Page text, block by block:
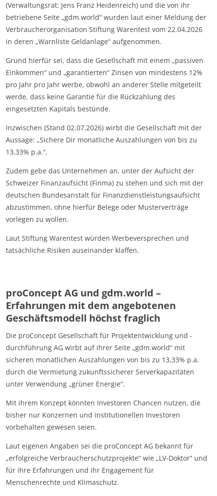
(Verwaltungsrat: Jens Franz Heidenreich) und die von ihr
betriebene Seite „gdm.world“ wurden laut einer Meldung der
Verbraucherorganisation Stiftung Warentest vom 22.04.2026
in deren „Warnliste Geldanlage“ aufgenommen.
Grund hierfür sei, dass die Gesellschaft mit einem „passiven
Einkommen“ und „garantierten“ Zinsen von mindestens 12%
pro Jahr pro Jahr werbe, obwohl an anderer Stelle mitgeteilt
werde, dass keine Garantie für die Rückzahlung des
eingesetzten Kapitals bestünde.
Inzwischen (Stand 02.07.2026) wirbt die Gesellschaft mit der
Aussage: „Sichere Dir monatliche Auszahlungen von bis zu
13,33% p.a.“.
Zudem gebe das Unternehmen an, unter der Aufsicht der
Schweizer Finanzaufsicht (Finma) zu stehen und sich mit der
deutschen Bundesanstalt für Finanzdienstleistungsaufsicht
abzustimmen, ohne hierfür Belege oder Musterverträge
vorlegen zu wollen.
Laut Stiftung Warentest würden Werbeversprechen und
tatsächliche Risiken auseinander klaffen.
proConcept AG und gdm.world –
Erfahrungen mit dem angebotenen
Geschäftsmodell höchst fraglich
Die proConcept Gesellschaft für Projektentwicklung und -
durchführung AG wirbt auf ihrer Seite „gdm.world“ mit
sicheren monatlichen Auszahlungen von bis zu 13,33% p.a.
durch die Vermietung zukunftssicherer Serverkapazitäten
unter Verwendung „grüner Energie“.
Mit ihrem Konzept könnten Investoren Chancen nutzen, die
bisher nur Konzernen und institutionellen Investoren
vorbehalten gewesen seien.
Laut eigenen Angaben sei die proConcept AG bekannt für
„erfolgreiche Verbraucherschutzprojekte“ wie „LV-Doktor“ und
für ihre Erfahrungen und ihr Engagement für
Menschenrechte und Klimaschutz.